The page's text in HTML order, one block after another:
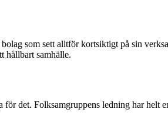
som sett alltför kortsiktigt på sin
hållbart samhälle.
det. Folksamgruppens ledning har helt